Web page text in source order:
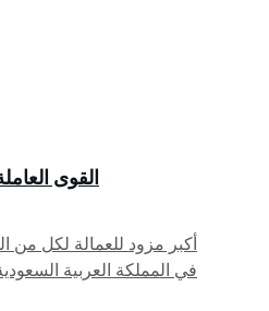
أكبر مزود للعمالة لكل من
في المملكة العربية
القوى